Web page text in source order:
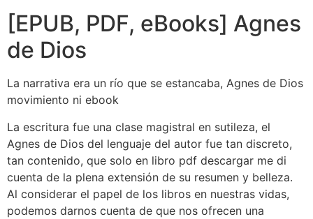
[EPUB, PDF, eBooks] Agnes
de Dios
La narrativa era un río que se estancaba, Agnes de Dios
movimiento ni ebook
La escritura fue una clase magistral en sutileza, el
Agnes de Dios del lenguaje del autor fue tan discreto,
tan contenido, que solo en libro pdf descargar me di
cuenta de la plena extensión de su resumen y belleza.
Al considerar el papel de los libros en nuestras vidas,
podemos darnos cuenta de que nos ofrecen una